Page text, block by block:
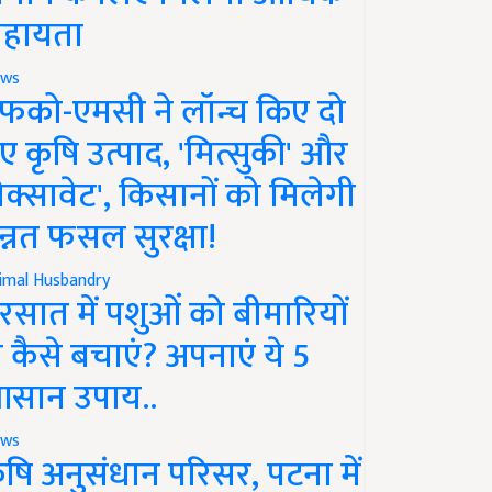
एमसी ने लॉन्च किए दो
कृषि उत्पाद, 'मित्सुकी' और
किसानों को मिलेगी
फसल सुरक्षा!
Husbandry
में पशुओं को बीमारियों
बचाएं? अपनाएं ये 5
उपाय..
अनुसंधान परिसर, पटना में